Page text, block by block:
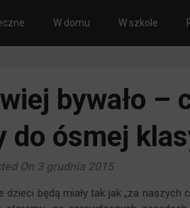
W domu W szkole
bywało –
do ósmej
On 3 grudnia 2015
będą miały tak jak „za naszych